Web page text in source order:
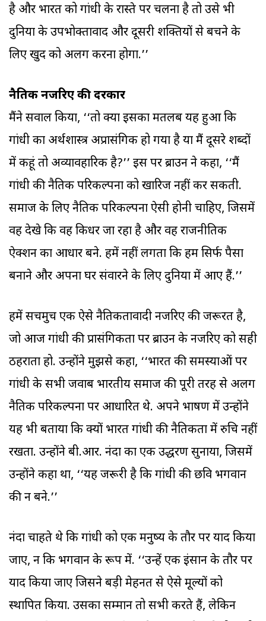
है और भारत को गांधी के रास्ते पर चलना है तो उसे भी
दुनिया के उपभोक्तावाद और दूसरी शक्तियों से बचने के
लिए खुद को अलग करना होगा.’’
नैतिक नजरिए की दरकार
मैंने सवाल किया, ‘‘तो क्या इसका मतलब यह हुआ कि
गांधी का अर्थशास्त्र अप्रासंगिक हो गया है या मैं दूसरे शब्दों
में कहूं तो अव्यावहारिक है?’’ इस पर ब्राउन ने कहा, ‘‘मैं
गांधी की नैतिक परिकल्पना को खारिज नहीं कर सकती.
समाज के लिए नैतिक परिकल्पना ऐसी होनी चाहिए, जिसमें
वह देखे कि वह किधर जा रहा है और वह राजनीतिक
ऐक्शन का आधार बने. हमें नहीं लगता कि हम सिर्फ पैसा
बनाने और अपना घर संवारने के लिए दुनिया में आए हैं.’’
हमें सचमुच एक ऐसे नैतिकतावादी नजरिए की जरूरत है,
जो आज गांधी की प्रासंगिकता पर ब्राउन के नजरिए को सही
ठहराता हो. उन्होंने मुझसे कहा, ‘‘भारत की समस्याओं पर
गांधी के सभी जवाब भारतीय समाज की पूरी तरह से अलग
नैतिक परिकल्पना पर आधारित थे. अपने भाषण में उन्होंने
यह भी बताया कि क्यों भारत गांधी की नैतिकता में रुचि नहीं
रखता. उन्होंने बी.आर. नंदा का एक उद्धरण सुनाया, जिसमें
उन्होंने कहा था, ‘‘यह जरूरी है कि गांधी की छवि भगवान
की न बने.’’
नंदा चाहते थे कि गांधी को एक मनुष्य के तौर पर याद किया
जाए, न कि भगवान के रूप में. ‘‘उन्हें एक इंसान के तौर पर
याद किया जाए जिसने बड़ी मेहनत से ऐसे मूल्यों को
स्थापित किया. उसका सम्मान तो सभी करते हैं, लेकिन